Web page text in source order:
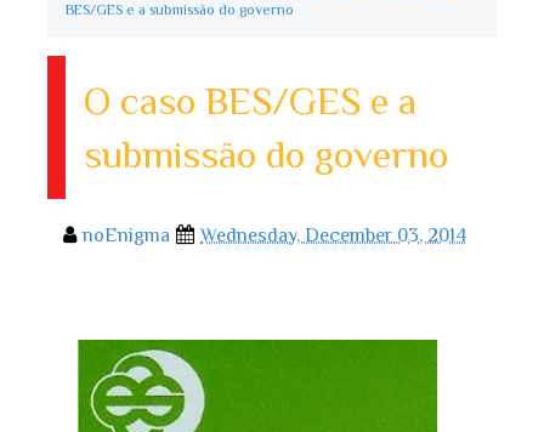
BES/GES e a submissão do governo
O caso BES/GES e a
submissão do governo
noEnigma Wednesday, December 03, 2014